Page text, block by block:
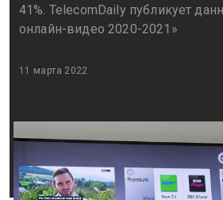
41%. TelecomDaily публикует
онлайн-видео 2020-2021»
11 марта 2022